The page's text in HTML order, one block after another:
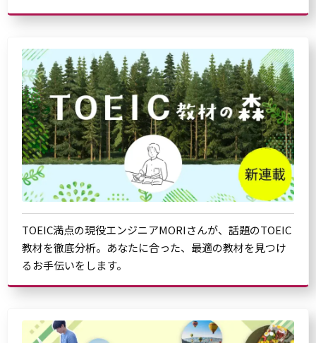
TOEIC満点の現役エンジニアMORIさんが、話題のTOEIC
教材を徹底分析。あなたに合った、最適の教材を見つけ
るお手伝いをします。